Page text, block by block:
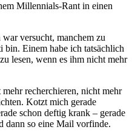
Millennials-Rant in einen
versucht, manchem zu
bin. Einem habe ich tatsächlich
lesen, wenn es ihm nicht mehr
recherchieren, nicht mehr
Kotzt mich gerade
schon deftig krank – gerade
dann so eine Mail vorfinde.